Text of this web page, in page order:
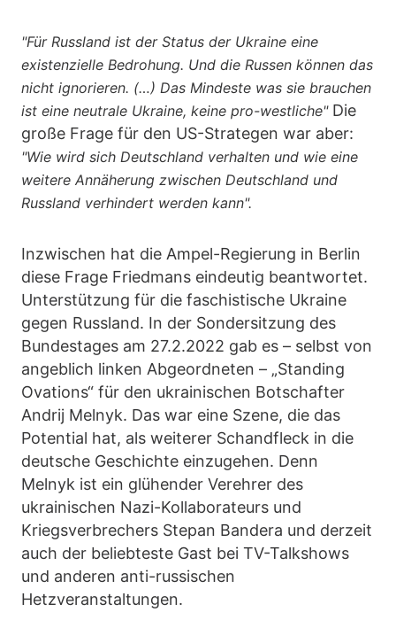
"Für Russland ist der Status der Ukraine eine
existenzielle Bedrohung. Und die Russen können das
nicht ignorieren. (…) Das Mindeste was sie brauchen
ist eine neutrale Ukraine, keine pro-westliche" Die
große Frage für den US-Strategen war aber:
"Wie wird sich Deutschland verhalten und wie eine
weitere Annäherung zwischen Deutschland und
Russland verhindert werden kann".
Inzwischen hat die Ampel-Regierung in Berlin
diese Frage Friedmans eindeutig beantwortet.
Unterstützung für die faschistische Ukraine
gegen Russland. In der Sondersitzung des
Bundestages am 27.2.2022 gab es – selbst von
angeblich linken Abgeordneten – „Standing
Ovations“ für den ukrainischen Botschafter
Andrij Melnyk. Das war eine Szene, die das
Potential hat, als weiterer Schandfleck in die
deutsche Geschichte einzugehen. Denn
Melnyk ist ein glühender Verehrer des
ukrainischen Nazi-Kollaborateurs und
Kriegsverbrechers Stepan Bandera und derzeit
auch der beliebteste Gast bei TV-Talkshows
und anderen anti-russischen
Hetzveranstaltungen.